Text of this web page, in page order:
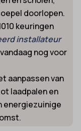
doorlopen.
keuringen
installateur
nog voor
aanpassen van
laadpalen en
energiezuinige